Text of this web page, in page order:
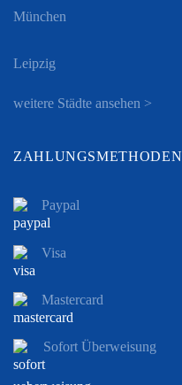
München
Leipzig
weitere Städte ansehen >
ZAHLUNGSMETHODEN
Paypal
Visa
Mastercard
Sofort Überweisung